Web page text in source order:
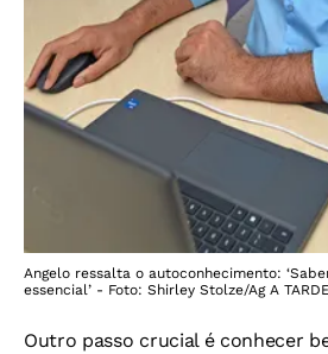
Angelo ressalta o autoconhecimento:
essencial’ - Foto: Shirley Stolze/Ag A TARDE
Outro passo crucial é conhecer